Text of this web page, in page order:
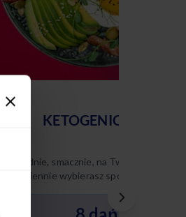
KETOGENICZNY
Wygodnie, smacznie, na Twoich zasadach
– codziennie wybierasz spośród 8